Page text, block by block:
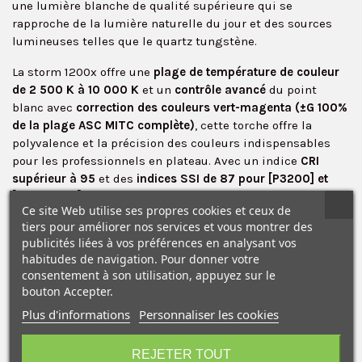
une lumière blanche de qualité supérieure qui se
rapproche de la lumière naturelle du jour et des sources
lumineuses telles que le quartz tungstène.
La storm 1200x offre une plage de température de couleur
de 2 500 K à 10 000 K et un contrôle avancé du point
blanc avec correction des couleurs vert-magenta (±G 100%
de la plage ASC MITC complète), cette torche offre la
polyvalence et la précision des couleurs indispensables
pour les professionnels en plateau. Avec un indice CRI
supérieur à 95 et des indices SSI de 87 pour [P3200] et
lumineuse exceptionnelle.
Cette torche est dotée d'unsupport Bowens ProLock,
système de fixation sécurisé pour les accessoires. Grâce à
ce design de fixation renforcé, les accessoires Bowens sont
maintenus de manière rigide en place, et les fresnels
optiques de précision ainsi que les projecteurs Spotlights
sont parfaitement alignés avec le moteur BLAIR. Le
montage ProLock estcompatible avec trois nouveaux
Ce site Web utilise ses propres cookies et ceux de
tiers pour améliorer nos services et vous montrer des
publicités liées à vos préférences en analysant vos
habitudes de navigation. Pour donner votre
consentement à son utilisation, appuyez sur le
bouton Accepter.
Plus d'informations Personnaliser les cookies
REJETER TOUT
10€ OFFERTS sur votre
premier achat !
✕